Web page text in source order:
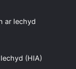
ar Iechyd
(HIA)